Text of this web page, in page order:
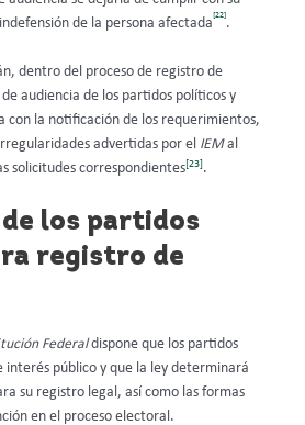
de la persona afectada
[22]
.
dentro del proceso de registro de
audiencia de los partidos políticos y
con la notificación de los requerimientos,
advertidas por el IEMal
solicitudes correspondientes[23].
los partidos
registro de
Federaldispone que los partidos
interés público y que la ley determinará
su registro legal, así como las formas
en el proceso electoral.